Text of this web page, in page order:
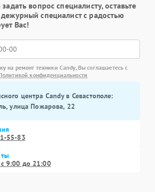
задать вопрос специалисту, оставьте
специалист с радостью
Вас!
на ремонт техники Candy, Вы соглашаетесь с
конфиденциальности
центра Candy в Севастополе:
улица Пожарова, 22
55-83
9:00 до 21:00